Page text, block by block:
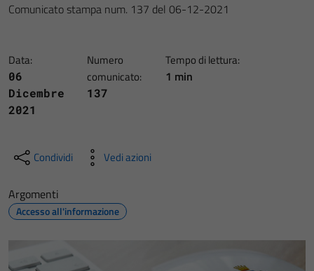
Comunicato stampa num. 137 del 06-12-2021
Data:
06
Dicembre
2021
Numero
comunicato:
137
Tempo di lettura:
1 min
Condividi Vedi azioni
Argomenti
Accesso all'informazione